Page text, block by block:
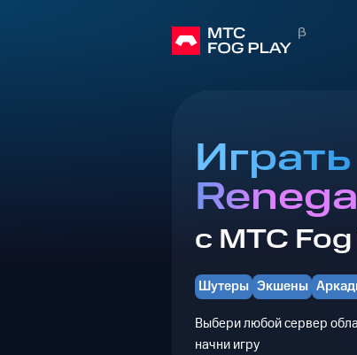
с МТС Fog
Шутеры Экшены
Выбери любой сервер
начни игру